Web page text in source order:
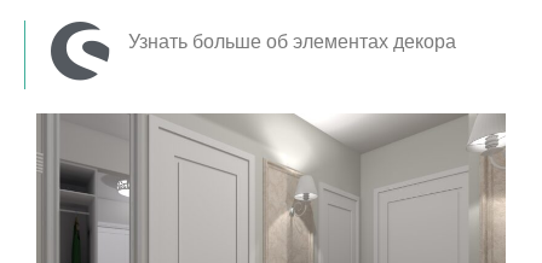
Узнать больше об элементах декора